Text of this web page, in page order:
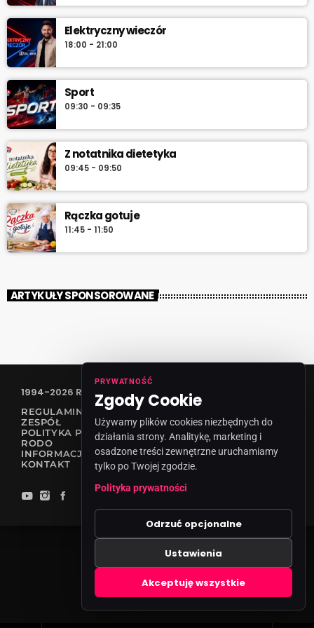
Elektryczny wieczór
18:00 - 21:00
Sport
09:30 - 09:35
Z notatnika dietetyka
09:45 - 09:50
Rączka gotuje
11:45 - 11:50
ARTYKUŁY SPONSOROWANE
1994-2026 RADIO VANESSA SPÓŁKA Z O.O
REGULAMIN KONKURSÓW
ZESPÓŁ
POLITYKA PRYWATNOŚCI
RODO
INFORMACJA O NADAWCY
KONTAKT
PRYWATNOŚĆ
Zgody Cookie
Używamy plików cookies niezbędnych do
działania strony. Analitykę, marketing i
osadzone treści zewnętrzne uruchamiamy
tylko po Twojej zgodzie.
Polityka prywatności
Odrzuć opcjonalne
Ustawienia
Akceptuję wszystkie
Zgody cookies